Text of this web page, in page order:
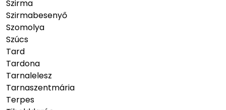
Szirma
Szirmabesenyő
Szomolya
Szúcs
Tard
Tardona
Tarnalelesz
Tarnaszentmária
Terpes